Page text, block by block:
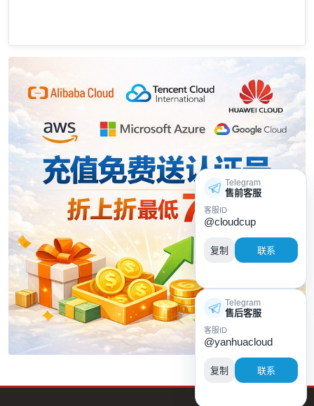
Telegram
售前客服
客服ID
@cloudcup
复制 联系
Telegram
售后客服
客服ID
@yanhuacloud
复制 联系